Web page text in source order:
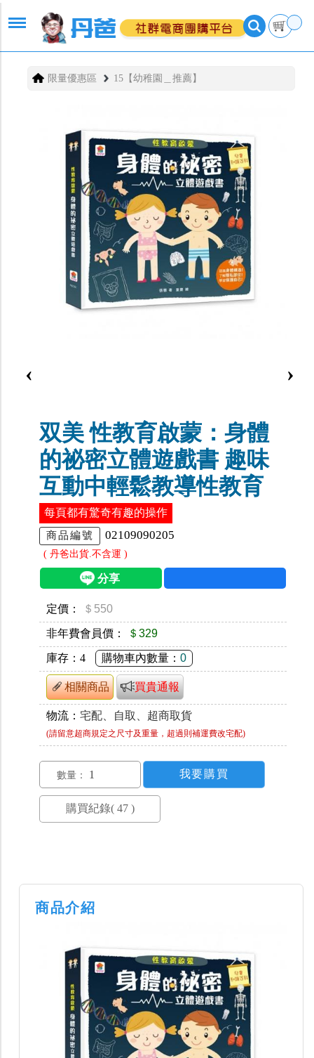
限量優惠區 15【幼稚園＿推薦】
‹ ›
双美 性教育啟蒙：身體
的祕密立體遊戲書 趣味
互動中輕鬆教導性教育
每頁都有驚奇有趣的操作
商品編號 02109090205
( 丹爸出貨.不含運 )
定價： ＄550
非年費會員價： ＄329
庫存： 4 購物車內數量： 0
相關商品 買貴通報
物流： 宅配、自取、超商取貨
(請留意超商規定之尺寸及重量，超過則補運費改宅配)
數量：
商品介紹